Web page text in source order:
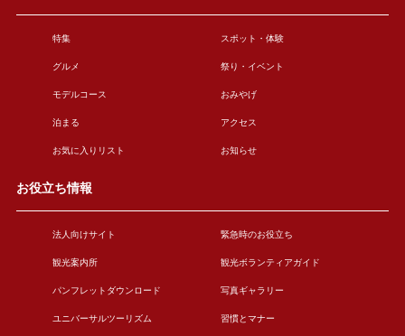
特集 スポット・体験
グルメ 祭り・イベント
モデルコース おみやげ
泊まる アクセス
お気に入りリスト お知らせ
お役立ち情報
法人向けサイト 緊急時のお役立ち
観光案内所 観光ボランティアガイド
パンフレットダウンロード 写真ギャラリー
ユニバーサルツーリズム 習慣とマナー